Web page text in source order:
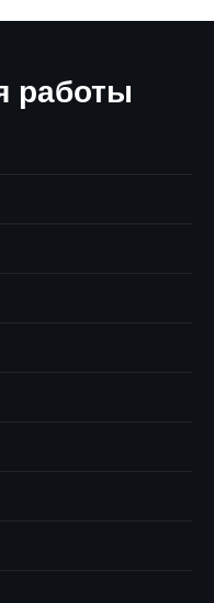
работы